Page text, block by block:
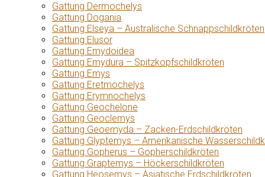
Gattung Dermochelys
Gattung Dogania
Gattung Elseya – Australische Schnappschildkröten
Gattung Elusor
Gattung Emydoidea
Gattung Emydura – Spitzkopfschildkröten
Gattung Emys
Gattung Eretmochelys
Gattung Erymnochelys
Gattung Geochelone
Gattung Geoclemys
Gattung Geoemyda – Zacken-Erdschildkröten
Gattung Glyptemys – Amerikanische
Gattung Gopherus – Gopherschildkröten
Gattung Graptemys – Höckerschildkröten
Gattung Heosemys – Asiatische Erdschildkröten